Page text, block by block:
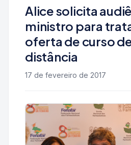
Alice solicita
ministro para
oferta de curso
distância
17 de fevereiro de 2017